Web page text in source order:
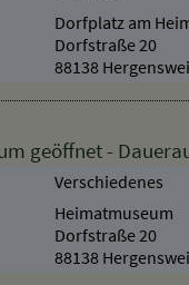
Dorfplatz am
Dorfstraße 20
88138
geöffnet -
Verschiedenes
Heimatmuseum
Dorfstraße 20
88138